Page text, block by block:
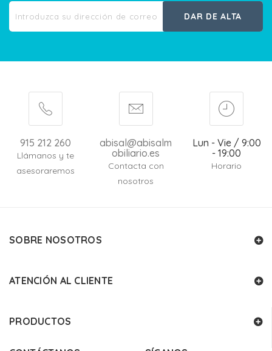
DAR DE ALTA
915 212 260
Llámanos y te
asesoraremos
abisal@abisalm
obiliario.es
Contacta con
nosotros
Lun - Vie / 9:00
- 19:00
Horario
SOBRE NOSOTROS
ATENCIÓN AL CLIENTE
PRODUCTOS